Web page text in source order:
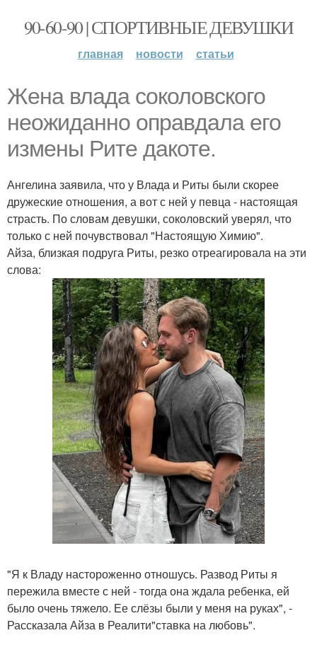
90-60-90 | СПОРТИВНЫЕ ДЕВУШКИ
главная новости статьи
Жена влада соколовского
неожиданно оправдала его
измены Рите дакоте.
Ангелина заявила, что у Влада и Риты были скорее
дружеские отношения, а вот с ней у певца - настоящая
страсть. По словам девушки, соколовский уверял, что
только с ней почувствовал "Настоящую Химию".
Айза, близкая подруга Риты, резко отреагировала на эти
слова:
"Я к Владу настороженно отношусь. Развод Риты я
пережила вместе с ней - тогда она ждала ребенка, ей
было очень тяжело. Ее слёзы были у меня на руках", -
Рассказала Айза в Реалити"ставка на любовь".